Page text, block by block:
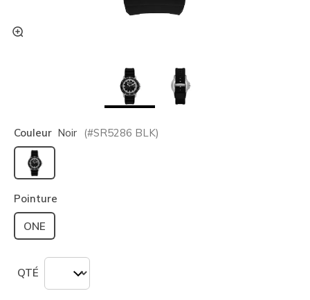
Couleur Noir (#SR5286 BLK)
sélectionné
Pointure
ONE
QTÉ